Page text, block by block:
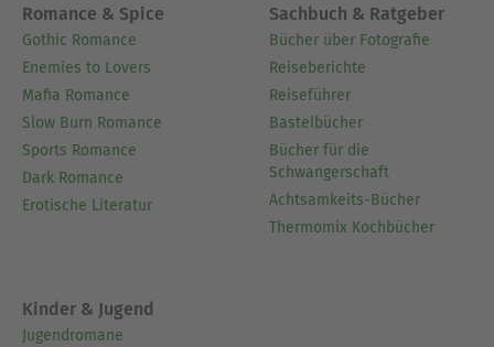
Romance & Spice
Gothic Romance
Enemies to Lovers
Mafia Romance
Slow Burn Romance
Sports Romance
Dark Romance
Erotische Literatur
Sachbuch & Ratgeber
Bücher über Fotografie
Reiseberichte
Reiseführer
Bastelbücher
Bücher für die
Schwangerschaft
Achtsamkeits-Bücher
Thermomix Kochbücher
Kinder & Jugend
Jugendromane